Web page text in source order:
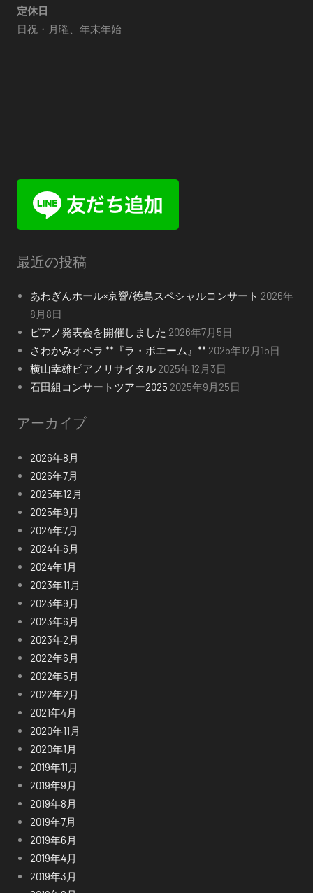
定休日
日祝・月曜、年末年始
最近の投稿
あわぎんホール×京響/徳島スペシャルコンサート 2026年
8月8日
ピアノ発表会を開催しました 2026年7月5日
さわかみオペラ **『ラ・ボエーム』** 2025年12月15日
横山幸雄ピアノリサイタル 2025年12月3日
石田組コンサートツアー2025 2025年9月25日
アーカイブ
2026年8月
2026年7月
2025年12月
2025年9月
2024年7月
2024年6月
2024年1月
2023年11月
2023年9月
2023年6月
2023年2月
2022年6月
2022年5月
2022年2月
2021年4月
2020年11月
2020年1月
2019年11月
2019年9月
2019年8月
2019年7月
2019年6月
2019年4月
2019年3月